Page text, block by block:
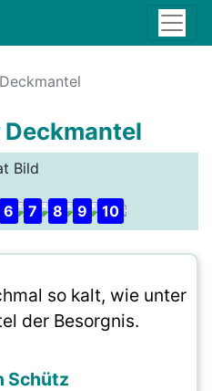
Deckmantel
Bild
6 7 8 9 10
so kalt, wie unter
der Besorgnis.
Schütz